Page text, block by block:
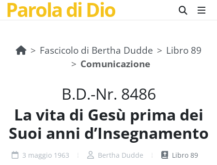
Parola di Dio
Fascicolo di Bertha Dudde
Libro 89
Comunicazione
B.D.-Nr. 8486
La vita di Gesù prima dei
Suoi anni d’Insegnamento
3 maggio 1963 Bertha Dudde Libro 89